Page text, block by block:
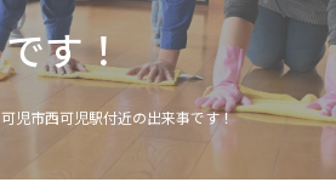
です！
可児市西可児駅付近の出来事です！